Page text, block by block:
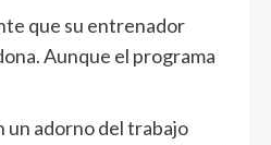
que su entrenador
Aunque el programa
un adorno del trabajo